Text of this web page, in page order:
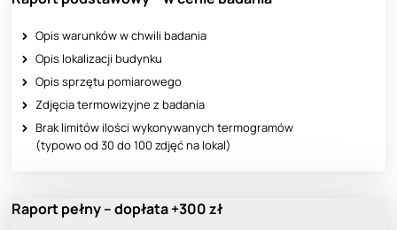
Opis warunków w chwili badania
Opis lokalizacji budynku
Opis sprzętu pomiarowego
Zdjęcia termowizyjne z badania
Brak limitów ilości wykonywanych termogramów
(typowo od 30 do 100 zdjęć na lokal)
Raport pełny – dopłata +300 zł